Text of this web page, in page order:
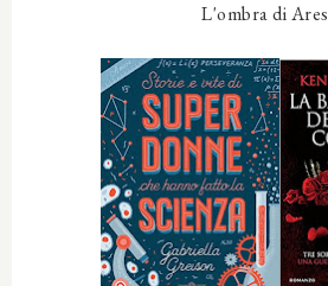
L'ombra di Ares